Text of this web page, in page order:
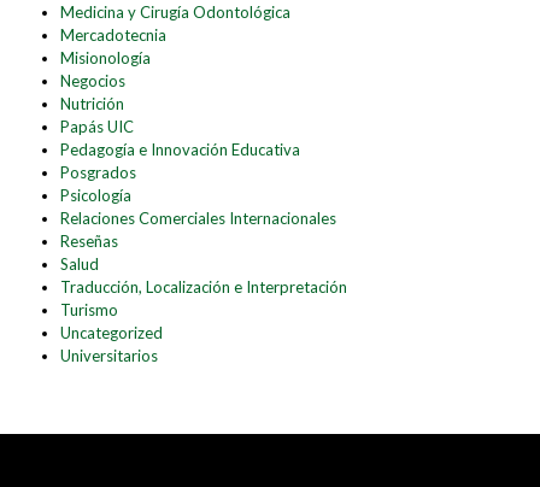
Medicina y Cirugía Odontológica
Mercadotecnia
Misionología
Negocios
Nutrición
Papás UIC
Pedagogía e Innovación Educativa
Posgrados
Psicología
Relaciones Comerciales Internacionales
Reseñas
Salud
Traducción, Localización e Interpretación
Turismo
Uncategorized
Universitarios